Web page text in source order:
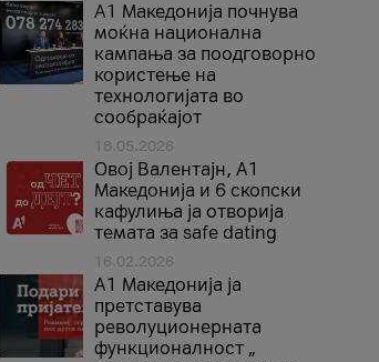
A1 Македонија почнува
моќна национална
кампања за поодговорно
користење на
технологијата во
сообраќајот
18.05.2026
Овој Валентајн, A1
Македонија и 6 скопски
кафулиња ја отворија
темата за safe dating
16.02.2026
А1 Македонија ја
претставува
револуционерната
функционалност „